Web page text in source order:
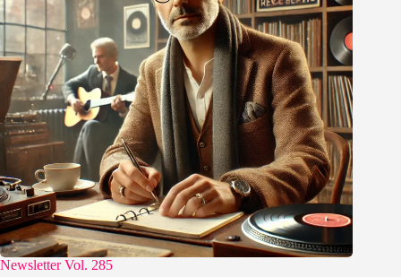
Newsletter Vol. 285